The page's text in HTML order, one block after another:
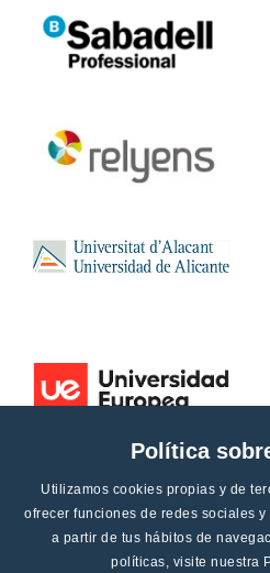
Política
Utilizamos cookies propias y de
ofrecer funciones de redes sociales
a partir de tus hábitos de
políticas, visite nuestra